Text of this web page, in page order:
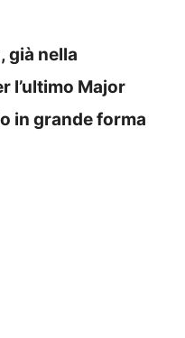
già nella
l’ultimo Major
in grande forma